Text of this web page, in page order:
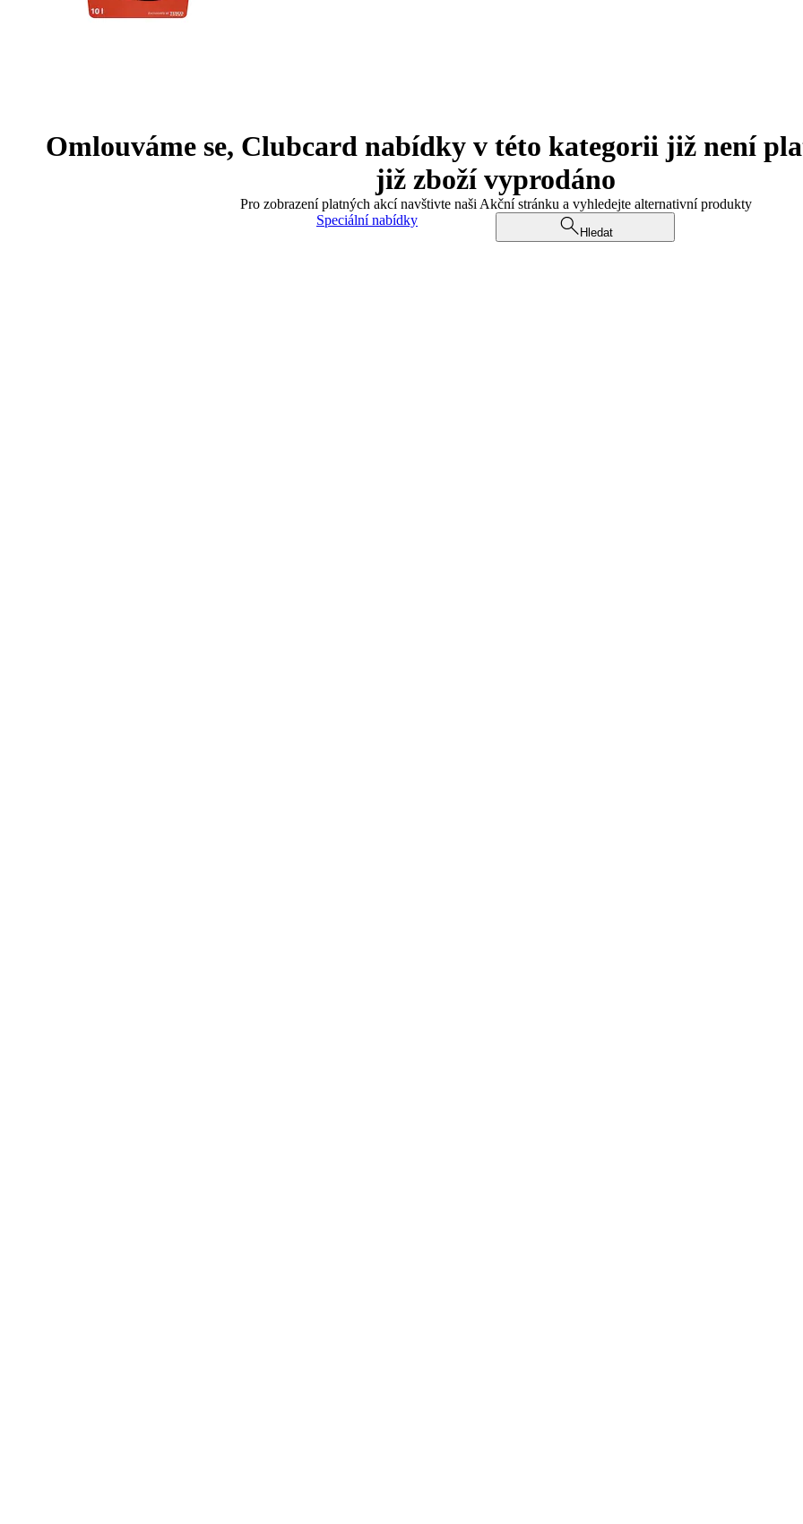
Omlouváme se, Clubcard nabídky v této kategorii již není
již zboží vyprodáno
Pro zobrazení platných akcí navštivte naši Akční stránku a vyhledejte alternativní produkty
Speciální nabídky
Hledat